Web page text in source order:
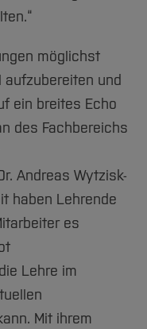
möglichst
und
ein breites Echo
des Fachbereichs
Andreas Wytzisk-
haben Lehrende
es
Lehre im
Mit ihrem